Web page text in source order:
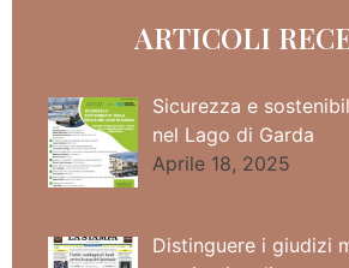
ARTICOLI
Sicurezza e
nel Lago di Garda
Aprile 18, 2025
Distinguere i giudizi